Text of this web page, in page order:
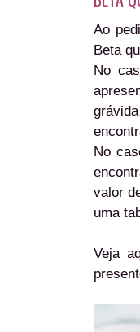
Ao
Beta
No
No
valor
uma
Veja